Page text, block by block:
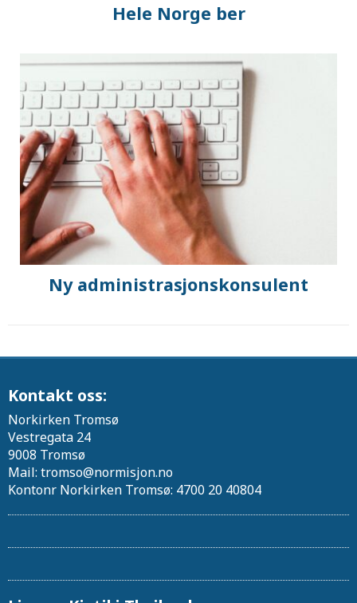
Hele Norge ber
Ny administrasjonskonsulent
Kontakt oss:
Norkirken Tromsø
Vestregata 24
9008 Tromsø
Mail: tromso@normisjon.no
Kontonr Norkirken Tromsø: 4700 20 40804